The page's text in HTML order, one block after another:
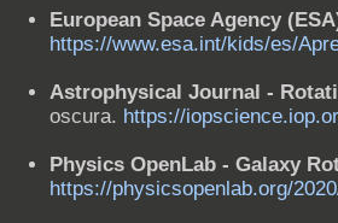
European Space Agency
https://www.esa.int/kids/es/
Astrophysical Journal -
oscura. https://
Physics OpenLab - Galaxy
https://physicsopenlab.org/